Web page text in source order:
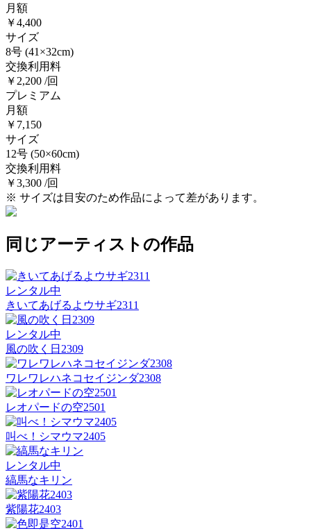
月額
￥4,400
サイズ
8号 (41×32cm)
交換利用料
￥2,200 /回
プレミアム
月額
￥7,150
サイズ
12号 (50×60cm)
交換利用料
￥3,300 /回
※ サイズは目安のため作品によって差があります。
同じアーティストの作品
レンタル中
きいてあげるよウサギ2311
レンタル中
風の吹く日2309
ワレワレハネコセイジンダ2308
レオパードの空2501
叫べ！シマウマ2405
レンタル中
縞馬なキリン
紫陽花2403